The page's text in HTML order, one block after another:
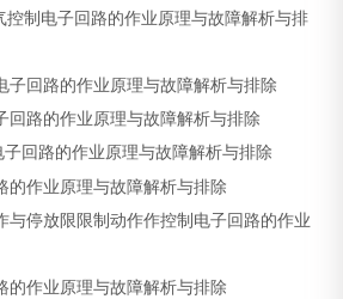
控制电子回路的作业原理与故障解析与排
子回路的作业原理与故障解析与排除
回路的作业原理与故障解析与排除
回路的作业原理与故障解析与排除
的作业原理与故障解析与排除
与停放限限制动作作控制电子回路的作业
的作业原理与故障解析与排除